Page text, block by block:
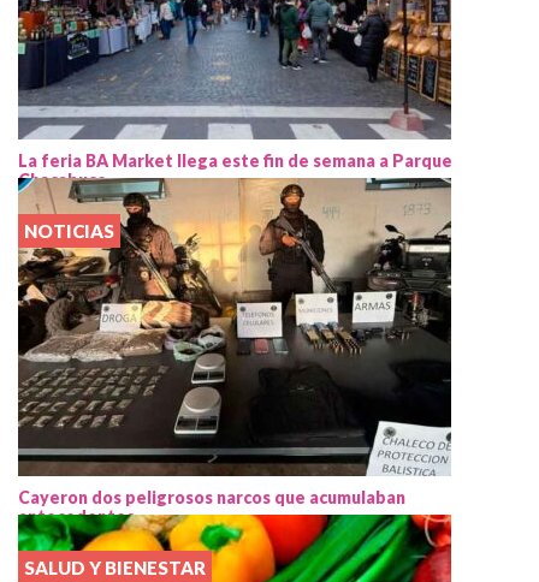
La feria BA Market llega este fin de semana a Parque
Chacabuco
NOTICIAS
Cayeron dos peligrosos narcos que acumulaban
antecedentes
SALUD Y BIENESTAR